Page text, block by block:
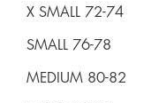
X SMALL 72-74
SMALL 76-78
MEDIUM 80-82